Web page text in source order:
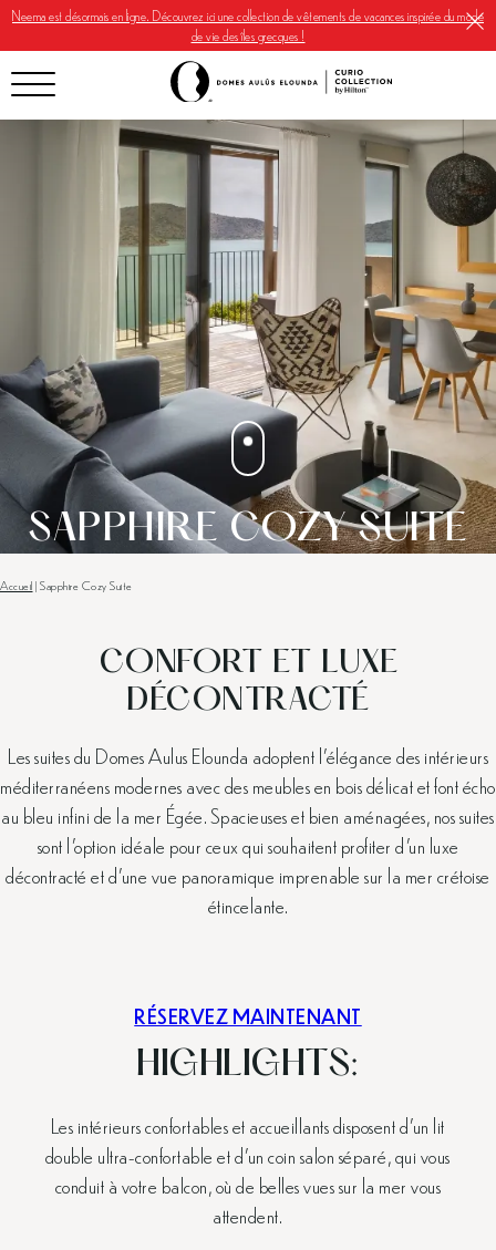
Neema est désormais en ligne. Découvrez ici une collection de vêtements de vacances inspirée du mode
de vie des îles grecques !
SAPPHIRE COZY SUITE
Accueil | Sapphire Cozy Suite
CONFORT ET LUXE
DÉCONTRACTÉ
Les suites du Domes Aulus Elounda adoptent l’élégance des intérieurs
méditerranéens modernes avec des meubles en bois délicat et font écho
au bleu infini de la mer Égée. Spacieuses et bien aménagées, nos suites
sont l’option idéale pour ceux qui souhaitent profiter d’un luxe
décontracté et d’une vue panoramique imprenable sur la mer crétoise
étincelante.
RÉSERVEZ MAINTENANT
HIGHLIGHTS:
Les intérieurs confortables et accueillants disposent d’un lit
double ultra-confortable et d’un coin salon séparé, qui vous
conduit à votre balcon, où de belles vues sur la mer vous
attendent.